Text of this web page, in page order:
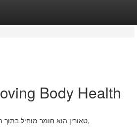
Body Health
טאורין הוא חומר מוחיל בתוך הגוף, המיוצר בעיקר במ קרובים. בזמן אכילה, הטאורין מסייע בתפקוד המוח. בתקופת מחקרים רבים,